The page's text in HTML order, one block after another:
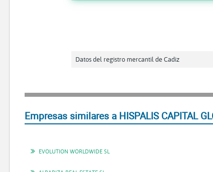
Datos del registro mercantil de Cadiz
Empresas similares a HISPALIS CAPITAL
EVOLUTION WORLDWIDE SL